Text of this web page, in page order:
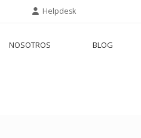
Helpdesk
NOSOTROS BLOG